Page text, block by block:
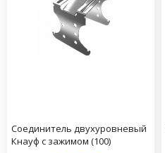
Соединитель двухуровневый
Кнауф с зажимом (100)